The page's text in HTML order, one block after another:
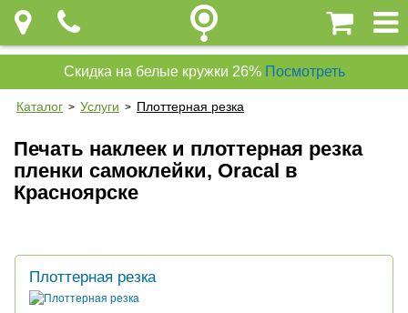
Скидка на белые кружки 26% Посмотреть
Каталог > Услуги > Плоттерная резка
Печать наклеек и плоттерная резка
пленки самоклейки, Oracal в
Красноярске
Плоттерная резка